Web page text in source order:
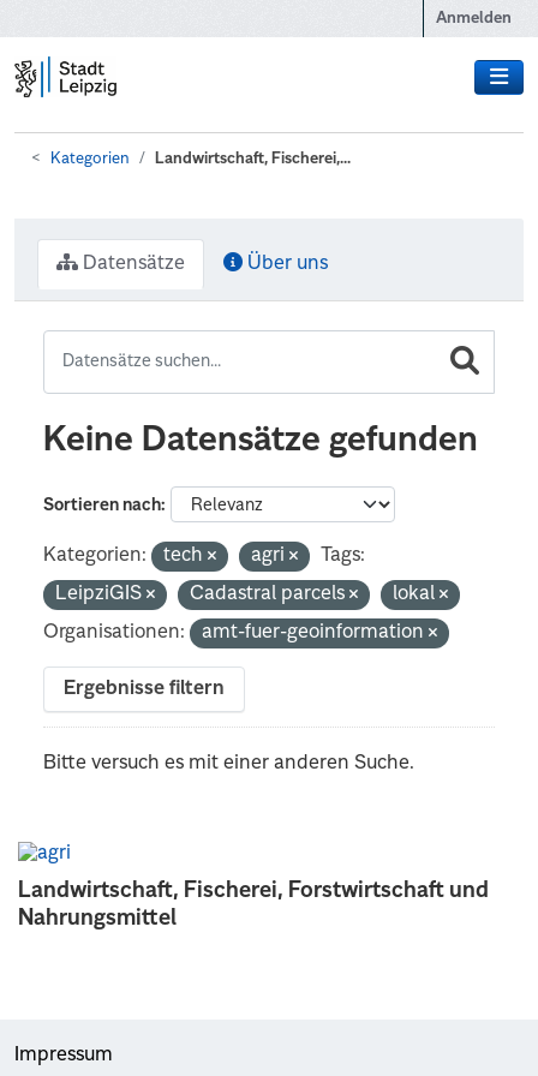
Anmelden
Kategorien Landwirtschaft, Fischerei,...
Landwirtschaft, Fischerei, Forstwirtschaft und
Nahrungsmittel
Datensätze Über uns
Keine Datensätze gefunden
Sortieren nach
Kategorien: tech agri
Tags:
LeipziGIS
Cadastral parcels
lokal
Organisationen:
amt-fuer-geoinformation
Ergebnisse filtern
Bitte versuch es mit einer anderen Suche.
Impressum